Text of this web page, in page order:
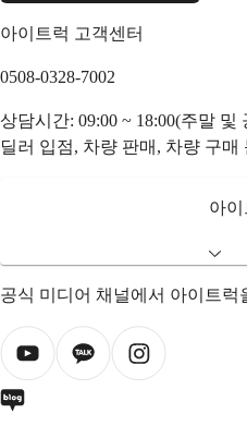
아이트럭 고객센터
0508-0328-7002
상담시간: 09:00 ~ 18:00(주말 및
딜러 입점, 차량 판매, 차량 구매
아이
공식 미디어 채널에서 아이트럭